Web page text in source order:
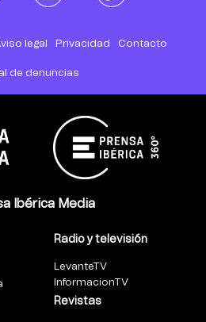
legal Privacidad Contacto
de denuncias
Ibérica Media
Radio y televisión
LevanteTV
InformacionTV
Revistas